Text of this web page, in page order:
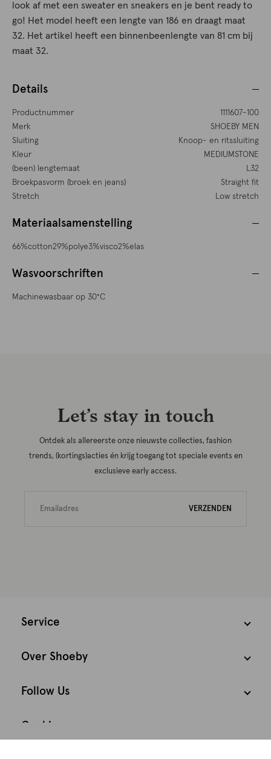
look af met een sweater en sneakers en je bent ready to
go! Het model heeft een lengte van 186 en draagt maat
32. Het artikel heeft een binnenbeenlengte van 81 cm bij
maat 32.
Details
Productnummer
1111607-100
Merk
SHOEBY MEN
Sluiting
Knoop- en ritssluiting
Kleur
MEDIUMSTONE
(been) lengtemaat
L32
Broekpasvorm (broek en jeans)
Straight fit
Stretch
Low stretch
Materiaalsamenstelling
66%cotton29%polye3%visco2%elas
Wasvoorschriften
Machinewasbaar op 30°C
Let’s stay in touch
Ontdek als allereerste onze nieuwste collecties, fashion
trends, (kortings)acties én krijg toegang tot speciale events en
exclusieve early access.
VERZENDEN
Service
Over Shoeby
Follow Us
Cookies